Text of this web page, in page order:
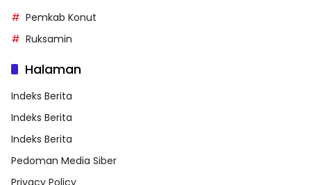
Pemkab Konut
Ruksamin
Halaman
Indeks Berita
Indeks Berita
Indeks Berita
Pedoman Media Siber
Privacy Policy